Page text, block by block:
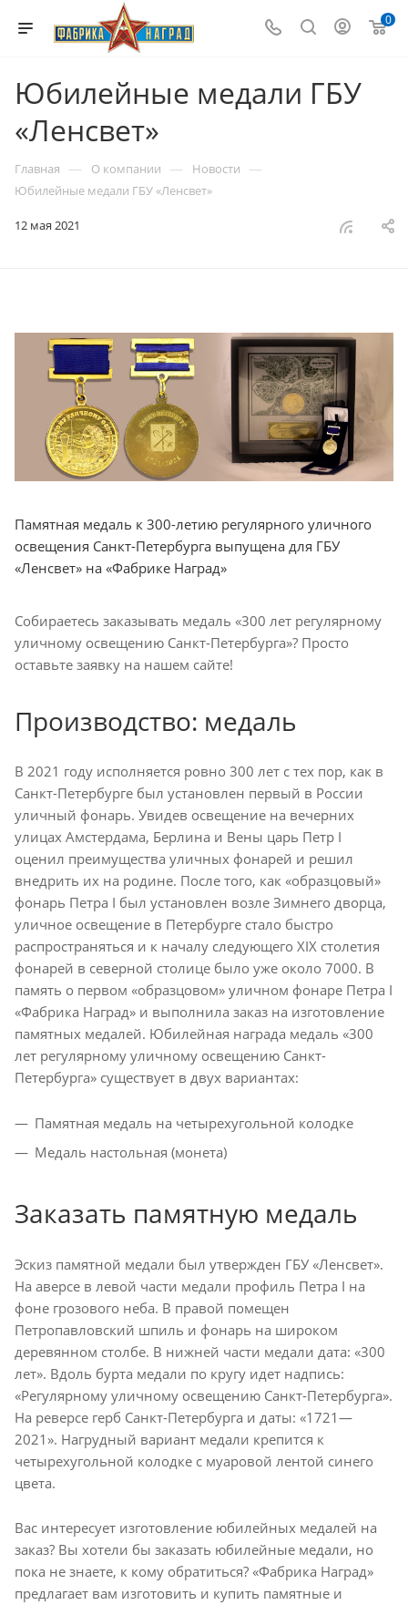
0
Юбилейные медали ГБУ
«Ленсвет»
Главная — О компании — Новости —
Юбилейные медали ГБУ «Ленсвет»
12 мая 2021
Памятная медаль к 300-летию регулярного уличного
освещения Санкт-Петербурга выпущена для ГБУ
«Ленсвет» на «Фабрике Наград»
Собираетесь заказывать медаль «300 лет регулярному
уличному освещению Санкт-Петербурга»? Просто
оставьте заявку на нашем сайте!
Производство: медаль
В 2021 году исполняется ровно 300 лет с тех пор, как в
Санкт-Петербурге был установлен первый в России
уличный фонарь. Увидев освещение на вечерних
улицах Амстердама, Берлина и Вены царь Петр I
оценил преимущества уличных фонарей и решил
внедрить их на родине. После того, как «образцовый»
фонарь Петра I был установлен возле Зимнего дворца,
уличное освещение в Петербурге стало быстро
распространяться и к началу следующего XIX столетия
фонарей в северной столице было уже около 7000. В
память о первом «образцовом» уличном фонаре Петра I
«Фабрика Наград» и выполнила заказ на изготовление
памятных медалей. Юбилейная награда медаль «300
лет регулярному уличному освещению Санкт-
Петербурга» существует в двух вариантах:
Памятная медаль на четырехугольной колодке
Медаль настольная (монета)
Заказать памятную медаль
Эскиз памятной медали был утвержден ГБУ «Ленсвет».
На аверсе в левой части медали профиль Петра I на
фоне грозового неба. В правой помещен
Петропавловский шпиль и фонарь на широком
деревянном столбе. В нижней части медали дата: «300
лет». Вдоль бурта медали по кругу идет надпись:
«Регулярному уличному освещению Санкт-Петербурга».
На реверсе герб Санкт-Петербурга и даты: «1721—
2021». Нагрудный вариант медали крепится к
четырехугольной колодке с муаровой лентой синего
цвета.
Вас интересует изготовление юбилейных медалей на
заказ? Вы хотели бы заказать юбилейные медали, но
пока не знаете, к кому обратиться? «Фабрика Наград»
предлагает вам изготовить и купить памятные и